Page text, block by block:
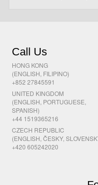
Call Us
HONG KONG
(ENGLISH, FILIPINO)
+852 27845591
UNITED KINGDOM
(ENGLISH, PORTUGUESE,
SPANISH)
+44 1519365216
CZECH REPUBLIC
(ENGLISH, ČESKY,
+420 605242020